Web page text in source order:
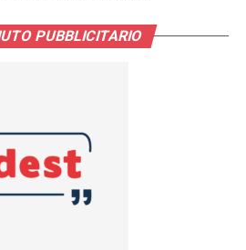
PUBBLICITARIO